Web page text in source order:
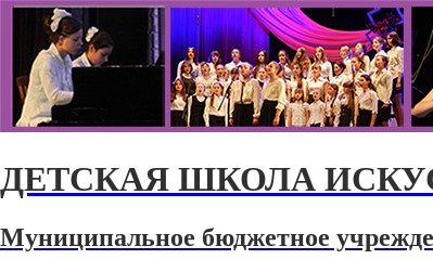
ДЕТСКАЯ ШКОЛА
Муниципальное бюджетное